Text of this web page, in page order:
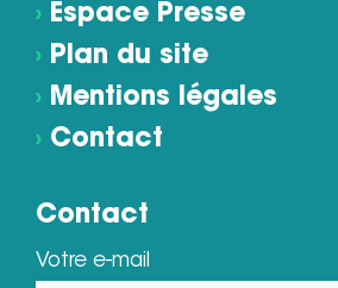
› Espace Presse
› Plan du site
› Mentions légales
› Contact
Contact
Votre e-mail